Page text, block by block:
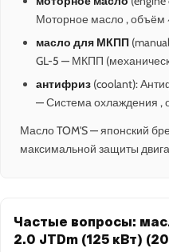
Моторное масло , объём
масло для МКПП
GL-5 — МКПП
антифриз (coolant):
— Система охлаждения ,
Масло TOM'S — японский
максимальной защиты
Частые вопросы:
2.0 JTDm (125 кВт)